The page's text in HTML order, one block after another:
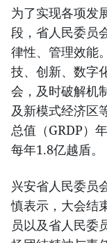
为了实现各项发
段，省人民委员
律性、管理效能
技、创新、数字
会，及时破解机
及新模式经济区
总值（GRDP）
每年1.8亿越盾。
兴安省人民委员
慎表示，大会结
员以及省人民委